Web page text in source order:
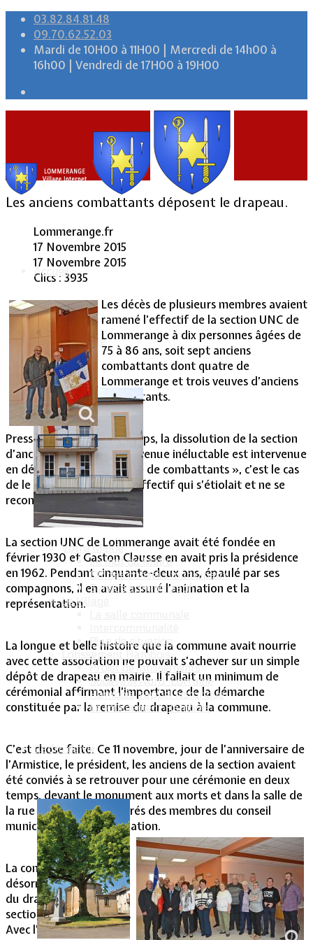
03.82.84.81.48
09.70.62.52.03
Mardi de 10H00 à 11H00 | Mercredi de 14h00 à
16h00 | Vendredi de 17H00 à 19H00
Accueil
Vie Municipale
Votre Mairie
Le mot du Maire
CR des conseils municipaux
Service administratif
Le Village
Plan de situation
Lotissement Hambois
Projet de lotissements
Sodevam Nord-Lorraine
Hambois, rappel historique
Le lotissement Hambois
Cadre de vie
Les anciens combattants déposent le drapeau.
Lommerange.fr
17 Novembre 2015
17 Novembre 2015
Clics : 3935
Les décès de plusieurs membres avaient
ramené l’effectif de la section UNC de
Lommerange à dix personnes âgées de
75 à 86 ans, soit sept anciens
combattants dont quatre de
Lommerange et trois veuves d’anciens
combattants.
Pressentie depuis longtemps, la dissolution de la section
d’anciens combattants devenue inéluctable est intervenue
en décembre 2014, « faute de combattants », c’est le cas
de le dire, en raison d’un effectif qui s’étiolait et ne se
reconstituait pas.
La section UNC de Lommerange avait été fondée en
février 1930 et Gaston Clausse en avait pris la présidence
en 1962. Pendant cinquante-deux ans, épaulé par ses
compagnons, il en avait assuré l’animation et la
représentation.
La longue et belle histoire que la commune avait nourrie
avec cette association ne pouvait s’achever sur un simple
dépôt de drapeau en mairie. Il fallait un minimum de
cérémonial affirmant l’importance de la démarche
constituée par la remise du drapeau à la commune.
C’est chose faite. Ce 11 novembre, jour de l’anniversaire de
l’Armistice, le président, les anciens de la section avaient
été conviés à se retrouver pour une cérémonie en deux
temps, devant le monument aux morts et dans la salle de
la rue Jules Ferry, entourés des membres du conseil
municipal et de la population.
La commune est
désormais dépositaire
du drapeau d’une
section qui n’existe plus.
Avec l’espoir que les